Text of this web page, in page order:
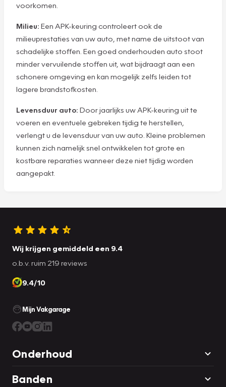
voorkomen.
Milieu: Een APK-keuring controleert ook de
milieuprestaties van uw auto, met name de uitstoot van
schadelijke stoffen. Een goed onderhouden auto stoot
minder vervuilende stoffen uit, wat bijdraagt aan een
schonere omgeving en kan mogelijk zelfs leiden tot
lagere brandstofkosten.
Levensduur auto: Door jaarlijks uw APK-keuring uit te
voeren en eventuele gebreken tijdig te herstellen,
verlengt u de levensduur van uw auto. Kleine problemen
kunnen zich namelijk snel ontwikkelen tot grote en
kostbare reparaties wanneer deze niet tijdig worden
aangepakt.
Wij krijgen gemiddeld een 9.4
o.b.v. ruim 219 reviews
9.4/10
Mijn Vakgarage
Onderhoud
Banden